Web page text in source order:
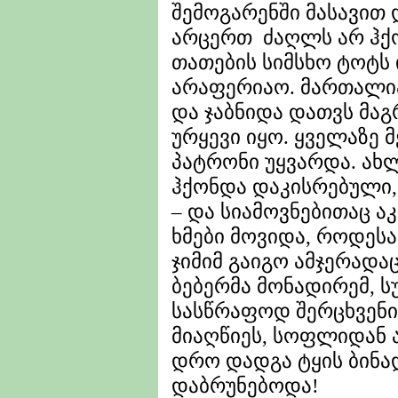
შემოგარენში
არცერთ ძაღლს არ
თათების სიმსხო ტოტს
არაფერიაო.
და ჯაბნიდა დათვს
ურყევი იყო. ყველაზე
პატრონი უყვარდა.
ჰქონდა
– და სიამოვნებითაც
ხმები მოვიდა,
ჯიმიმ გაიგო
ბებერმა მონადირემ,
სასწრაფოდ
მიაღწიეს, სოფლიდან
დრო დადგა ტყის
დაბრუნებოდა!